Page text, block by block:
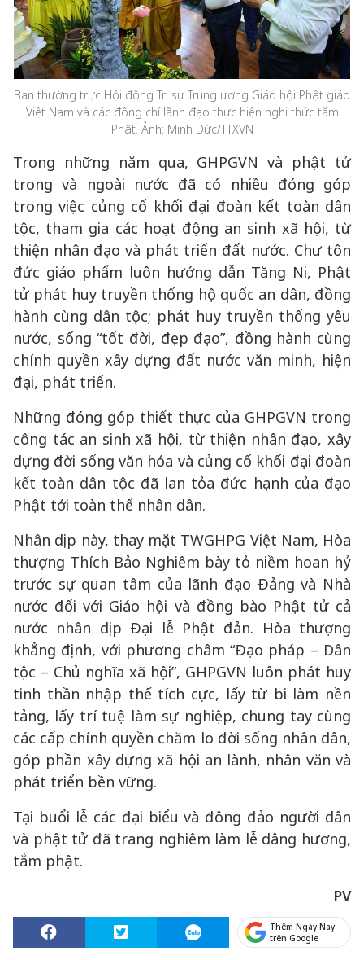
Ban thường trực Hội đồng Trị sự Trung ương Giáo hội Phật giáo
Việt Nam và các đồng chí lãnh đạo thực hiện nghi thức tắm
Phật. Ảnh: Minh Đức/TTXVN
Trong những năm qua, GHPGVN và phật tử
trong và ngoài nước đã có nhiều đóng góp
trong việc củng cố khối đại đoàn kết toàn dân
tộc, tham gia các hoạt động an sinh xã hội, từ
thiện nhân đạo và phát triển đất nước. Chư tôn
đức giáo phẩm luôn hướng dẫn Tăng Ni, Phật
tử phát huy truyền thống hộ quốc an dân, đồng
hành cùng dân tộc; phát huy truyền thống yêu
nước, sống “tốt đời, đẹp đạo”, đồng hành cùng
chính quyền xây dựng đất nước văn minh, hiện
đại, phát triển.
Những đóng góp thiết thực của GHPGVN trong
công tác an sinh xã hội, từ thiện nhân đạo, xây
dựng đời sống văn hóa và củng cố khối đại đoàn
kết toàn dân tộc đã lan tỏa đức hạnh của đạo
Phật tới toàn thể nhân dân.
Nhân dịp này, thay mặt TWGHPG Việt Nam, Hòa
thượng Thích Bảo Nghiêm bày tỏ niềm hoan hỷ
trước sự quan tâm của lãnh đạo Đảng và Nhà
nước đối với Giáo hội và đồng bào Phật tử cả
nước nhân dịp Đại lễ Phật đản. Hòa thượng
khẳng định, với phương châm “Đạo pháp – Dân
tộc – Chủ nghĩa xã hội”, GHPGVN luôn phát huy
tinh thần nhập thế tích cực, lấy từ bi làm nền
tảng, lấy trí tuệ làm sự nghiệp, chung tay cùng
các cấp chính quyền chăm lo đời sống nhân dân,
góp phần xây dựng xã hội an lành, nhân văn và
phát triển bền vững.
Tại buổi lễ các đại biểu và đông đảo người dân
và phật tử đã trang nghiêm làm lễ dâng hương,
tắm phật.
PV
Thêm Ngày Nay
trên Google